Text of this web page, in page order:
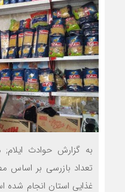
به گزارش حوادث
تعداد بازرسی بر اساس
غذایی استان انجام شده